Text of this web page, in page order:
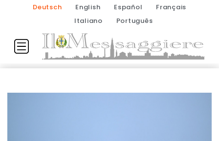
Deutsch English Español
Français
Italiano
Português